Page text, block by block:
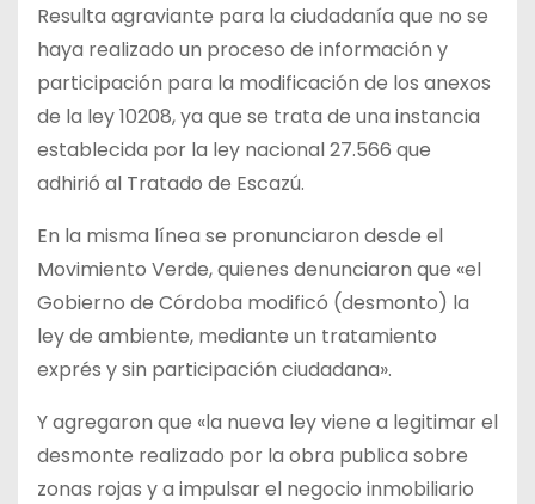
Resulta agraviante para la ciudadanía que no se
haya realizado un proceso de información y
participación para la modificación de los anexos
de la ley 10208, ya que se trata de una instancia
establecida por la ley nacional 27.566 que
adhirió al Tratado de Escazú.
En la misma línea se pronunciaron desde el
Movimiento Verde, quienes denunciaron que «el
Gobierno de Córdoba modificó (desmonto) la
ley de ambiente, mediante un tratamiento
exprés y sin participación ciudadana».
Y agregaron que «la nueva ley viene a legitimar el
desmonte realizado por la obra publica sobre
zonas rojas y a impulsar el negocio inmobiliario